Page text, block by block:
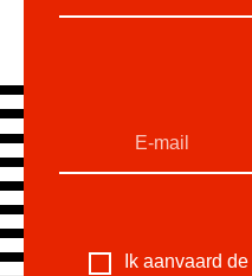
Ik aanvaard de